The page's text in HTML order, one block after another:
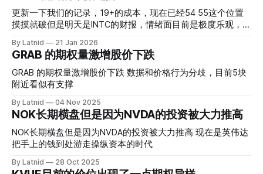
更新一下我们的记录，19+的成本，现在已经54 55这个位置
摸摸就破但是明天是INTC的财报，情绪面目前是极度乐观，反
是突破前的支撑CC感觉可以做，放远些, 因为18A的经验还未
真正得到普遍大众的关注，当然财报可以继续出新消息顶一下
压力位置。 数据在70驻扎 整体呈现 47 – 60 短期位置
By Latnid 21 Jan 2026
GRAB 的期权量激增股价下跌
GRAB 的期权量激增股价下跌 数据和价格行为分歧，目前5块
附近看似有支撑
By Latnid 04 Nov 2025
NOK长期横盘但是因为NVDA的投资被大力推高
NOK长期横盘但是因为NVDA的投资被大力推高 现在是英伟达
把手上的钱到处游走操纵资本的时代
By Latnid 28 Oct 2025